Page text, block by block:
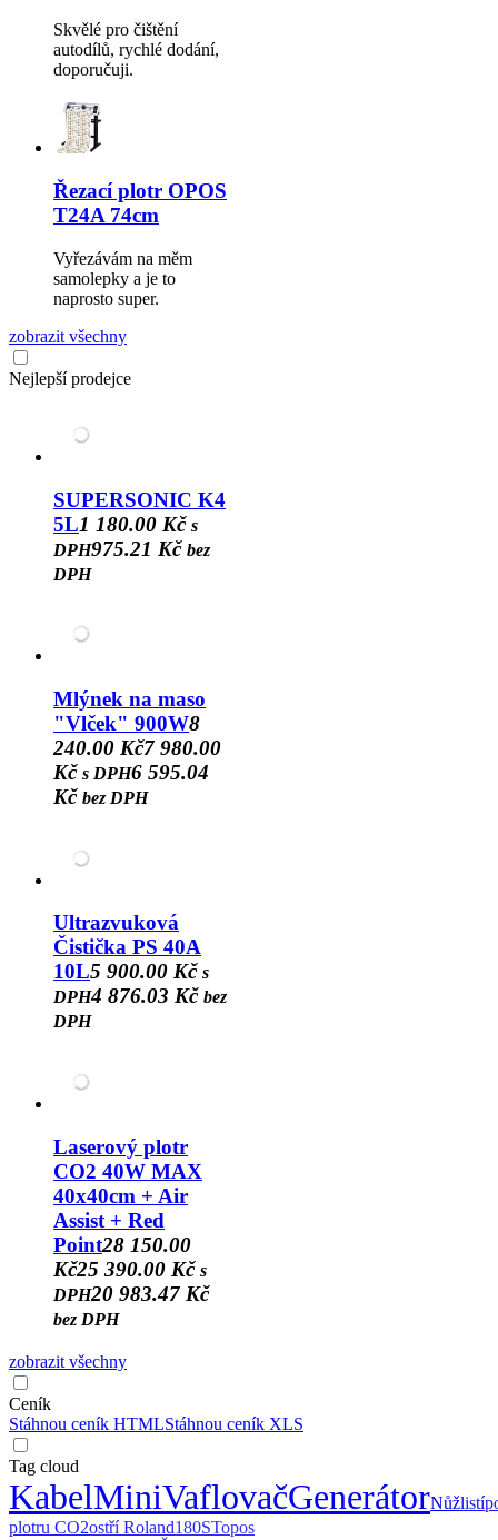
Skvělé pro čištění
autodílů, rychlé dodání,
doporučuji.
Řezací plotr OPOS
T24A 74cm
Vyřezávám na měm
samolepky a je to
naprosto super.
zobrazit všechny
Nejlepší prodejce
SUPERSONIC K4
5L1 180.00 Kč s
DPH975.21 Kč bez
DPH
Mlýnek na maso
"Vlček" 900W8
240.00 Kč7 980.00
Kč s DPH6 595.04
Kč bez DPH
Ultrazvuková
Čistička PS 40A
10L5 900.00 Kč s
DPH4 876.03 Kč bez
DPH
Laserový plotr
CO2 40W MAX
40x40cm + Air
Assist + Red
Point28 150.00
Kč25 390.00 Kč s
DPH20 983.47 Kč
bez DPH
zobrazit všechny
Ceník
Stáhnou ceník HTMLStáhnou ceník XLS
Tag cloud
KabelMiniVaflovačGenerátorNůžlistí
plotru CO2ostří Roland180STopos